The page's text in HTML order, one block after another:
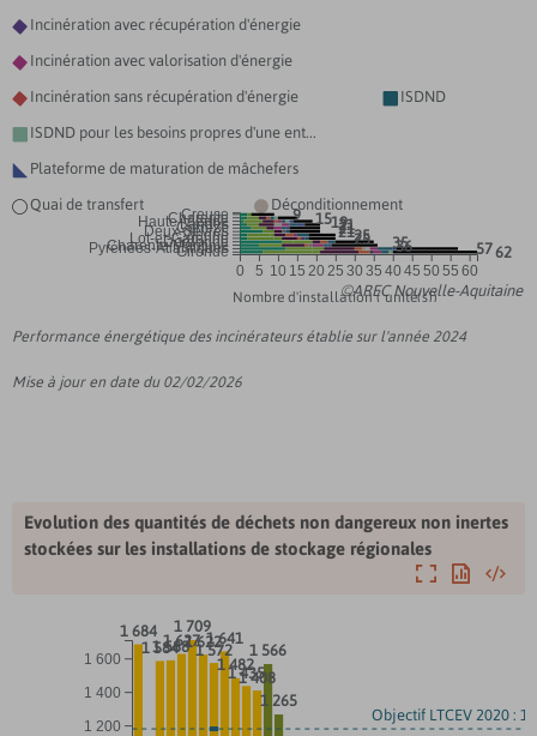
CENTRE DE TRI DE SAINT-DENIS-DE-PILE
 Incinération avec récupération d'énergie
 Incinération avec valorisation d'énergie
 Incinération sans récupération d'énergie ISDND
ISDND pour les besoins propres d'une ent...
 Plateforme de maturation de mâchefers
Quai de transfert  Déconditionnement
©AREC Nouvelle-Aquitaine
0 5 10 15 20 25 30 35 40 45 50 55 60
Nombre d'installation ( unité(s))
Gironde
Pyrénées-Atlantiques
Charente-Maritime
Dordogne
Lot-et-Garonne
Vienne
Deux-Sèvres
Corrèze
Landes
Haute-Vienne
Charente
Creuse
57
36
9
19
35
15
25
21
62
25
21
21
Performance énergétique des incinérateurs établie sur l'année 2024
Mise à jour en date du 02/02/2026
Evolution des quantités de déchets non dangereux non inertes
stockées sur les installations de stockage régionales
AgrandirExporter
1 200
1 400
1 600
1 684
1 584
1 588
1 627
1 709
1 622
1 572
1 641
1 482
1 435
1 408
1 566
1 265
Objectif LTCEV 2020 : 1